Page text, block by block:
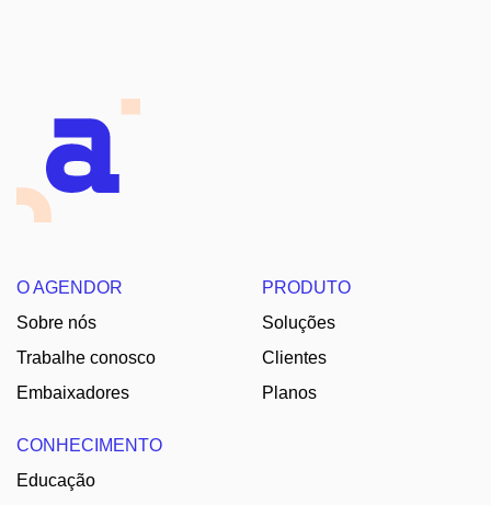
O AGENDOR
Sobre nós
Trabalhe conosco
Embaixadores
PRODUTO
Soluções
Clientes
Planos
CONHECIMENTO
Educação